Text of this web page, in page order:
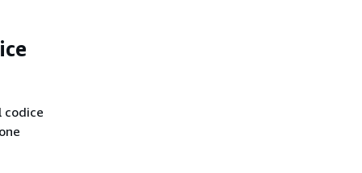
codice